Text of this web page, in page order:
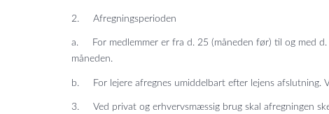
2. Afregningsperioden
a. For medlemmer er fra d. 25 (måneden før) til og med d.
måneden.
b. For lejere afregnes umiddelbart efter lejens afslutning.
3. Ved privat og erhvervsmæssig brug skal afregningen